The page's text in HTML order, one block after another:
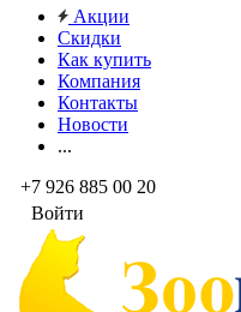
Акции
Скидки
Как купить
Компания
Контакты
Новости
...
+7 926 885 00 20
Войти